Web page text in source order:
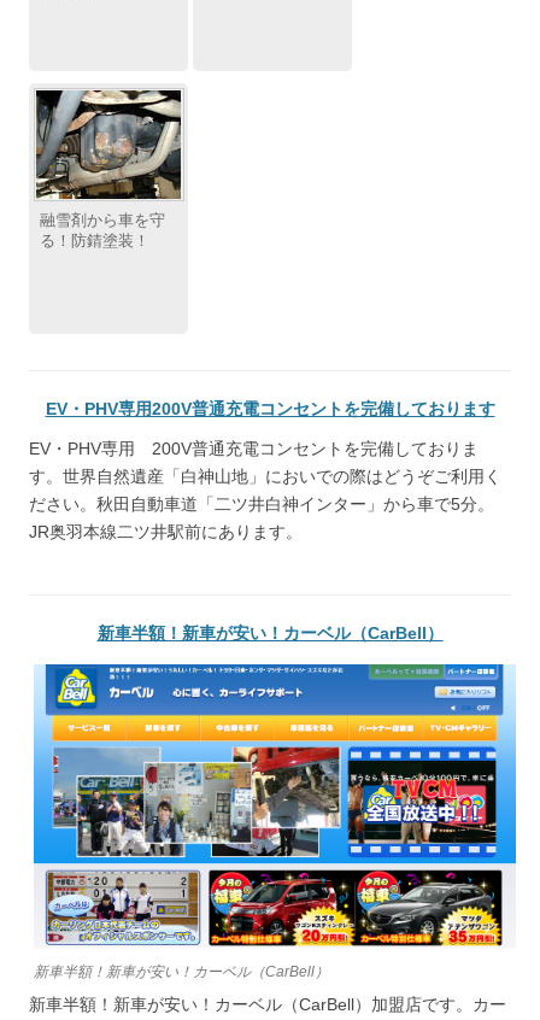
融雪剤から車を守
る！防錆塗装！
EV・PHV専用200V普通充電コンセントを完備しております
EV・PHV専用 200V普通充電コンセントを完備しておりま
す。世界自然遺産「白神山地」においでの際はどうぞご利用く
ださい。秋田自動車道「二ツ井白神インター」から車で5分。
JR奥羽本線二ツ井駅前にあります。
新車半額！新車が安い！カーベル（CarBell）
新車半額！新車が安い！カーベル（CarBell）
新車半額！新車が安い！カーベル（CarBell）加盟店です。カー